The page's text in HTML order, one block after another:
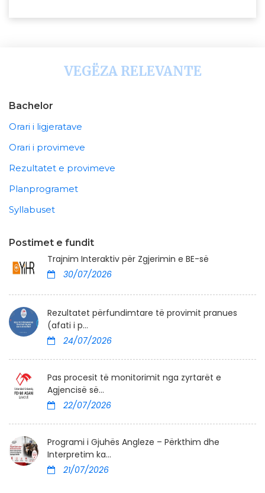
VEGËZA RELEVANTE
Bachelor
Orari i ligjeratave
Orari i provimeve
Rezultatet e provimeve
Planprogramet
Syllabuset
Postimet e fundit
Trajnim Interaktiv për Zgjerimin e BE-së
30/07/2026
Rezultatet përfundimtare të provimit pranues
(afati i p...
24/07/2026
Pas procesit të monitorimit nga zyrtarët e
Agjencisë së...
22/07/2026
Programi i Gjuhës Angleze – Përkthim dhe
Interpretim ka...
21/07/2026